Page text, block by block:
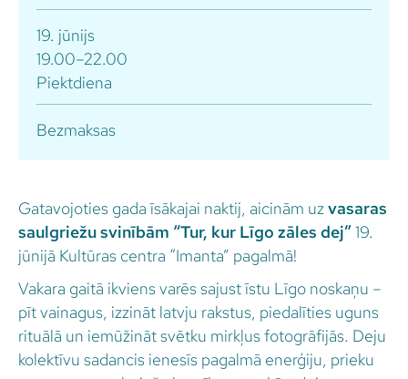
19. jūnijs
19.00–22.00
Piektdiena
Bezmaksas
Gatavojoties gada īsākajai naktij, aicinām uzvasaras
saulgriežu svinībām “Tur, kur Līgo zāles dej”19.
jūnijā Kultūras centra “Imanta” pagalmā!
Vakara gaitā ikviens varēs sajust īstu Līgo noskaņu –
pīt vainagus, izzināt latvju rakstus, piedalīties uguns
rituālā un iemūžināt svētku mirkļus fotogrāfijās. Deju
kolektīvu sadancis ienesīs pagalmā enerģiju, prieku